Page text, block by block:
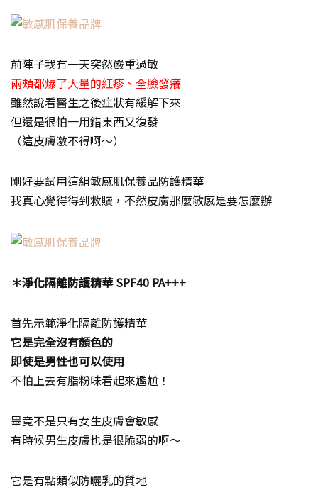
前陣子我有一天突然嚴重過敏
兩頰都爆了大量的紅疹、全臉發癢
雖然說看醫生之後症狀有緩解下來
但還是很怕一用錯東西又復發
（這皮膚激不得啊～）
剛好要試用這組敏感肌保養品防護精華
我真心覺得得到救贖，不然皮膚那麼敏感是要怎麼辦
＊淨化隔離防護精華 SPF40 PA+++
首先示範淨化隔離防護精華
它是完全沒有顏色的
即使是男性也可以使用
不怕上去有脂粉味看起來尷尬！
畢竟不是只有女生皮膚會敏感
有時候男生皮膚也是很脆弱的啊～
它是有點類似防曬乳的質地